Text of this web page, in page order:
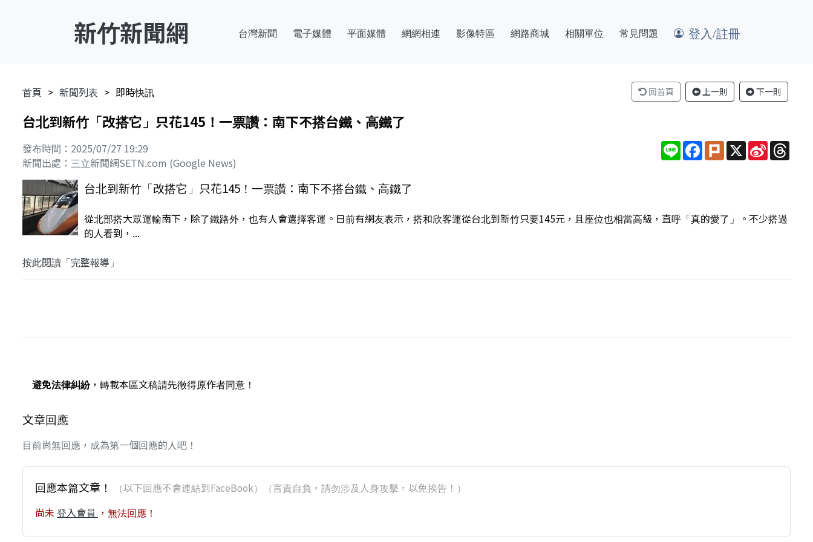
新竹新聞網 台灣新聞 電子媒體 平面媒體 網網相連 影像特區 網路商城 相關單位 常見問題 登入/註冊
首頁 新聞列表 即時快訊 回首頁 上一則 下一則
台北到新竹「改搭它」只花145！一票讚：南下不搭台鐵、高鐵了
發布時間：2025/07/27 19:29
新聞出處：三立新聞網SETN.com (Google News)
Line Facebook
PlurkX Sina
Weibo
台北到新竹「改搭它」只花145！一票讚：南下不搭台鐵、高鐵了
從北部搭大眾運輸南下，除了鐵路外，也有人會選擇客運。日前有網友表示，搭和欣客運從台北到新竹只要145元，且座位也相當高級，直呼「真的愛了」。不少搭過
的人看到，...
按此閱讀「完整報導」
避免法律糾紛，轉載本區文稿請先徵得原作者同意！
文章回應
目前尚無回應，成為第一個回應的人吧！
回應本篇文章！ （以下回應不會連結到FaceBook）（言責自負，請勿涉及人身攻擊，以免挨告！）
尚未 登入會員 ，無法回應！